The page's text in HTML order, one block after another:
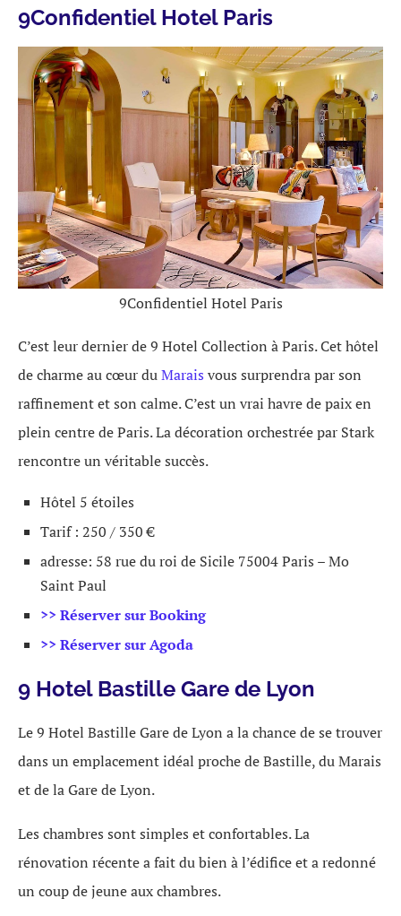
9Confidentiel Hotel Paris
9Confidentiel Hotel Paris
C’est leur dernier de 9 Hotel Collection à Paris. Cet hôtel
de charme au cœur duMarais vous surprendra par son
raffinement et son calme. C’est un vrai havre de paix en
plein centre de Paris. La décoration orchestrée par Stark
rencontre un véritable succès.
Hôtel 5 étoiles
Tarif : 250 / 350 €
adresse: 58 rue du roi de Sicile 75004 Paris – Mo
Saint Paul
>> Réserver sur Booking
>> Réserver sur Agoda
9 Hotel Bastille Gare de Lyon
Le 9 Hotel Bastille Gare de Lyon a la chance de se trouver
dans un emplacement idéal proche de Bastille, du Marais
et de la Gare de Lyon.
Les chambres sont simples et confortables. La
rénovation récente a fait du bien à l’édifice et a redonné
un coup de jeune aux chambres.